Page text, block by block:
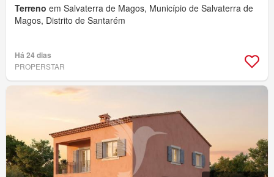
Terreno em Salvaterra de Magos, Município de Salvaterra de
Magos, Distrito de Santarém
Há 24 dias
PROPERSTAR